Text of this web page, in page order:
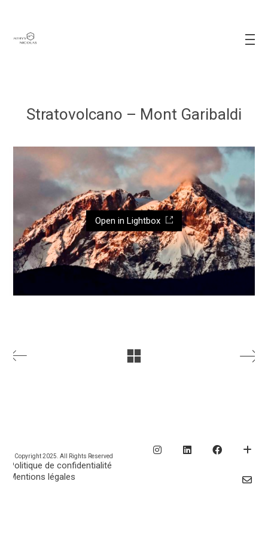
Stratovolcano – Mont Garibaldi
Open in Lightbox
© Copyright 2025. All Rights Reserved
Politique de confidentialité
Mentions légales